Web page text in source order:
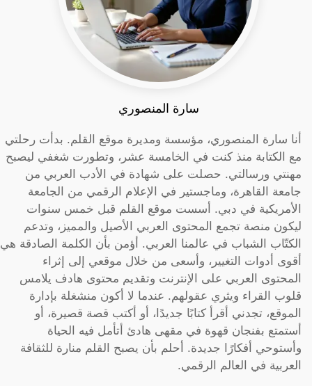
سارة المنصوري
أنا سارة المنصوري، مؤسسة ومديرة موقع القلم. بدأت رحلتي
مع الكتابة منذ كنت في الخامسة عشر، وتطورت شغفي ليصبح
مهنتي ورسالتي. حصلت على شهادة في الأدب العربي من
جامعة القاهرة، وماجستير في الإعلام الرقمي من الجامعة
الأمريكية في دبي. أسست موقع القلم قبل خمس سنوات
ليكون منصة تجمع المحتوى العربي الأصيل والمميز، وتدعم
الكتّاب الشباب في عالمنا العربي. أؤمن بأن الكلمة الصادقة هي
أقوى أدوات التغيير، وأسعى من خلال موقعي إلى إثراء
المحتوى العربي على الإنترنت وتقديم محتوى هادف يلامس
قلوب القراء ويثري عقولهم. عندما لا أكون منشغلة بإدارة
الموقع، تجدني أقرأ كتابًا جديدًا، أو أكتب قصة قصيرة، أو
أستمتع بفنجان قهوة في مقهى هادئ أتأمل فيه الحياة
وأستوحي أفكارًا جديدة. أحلم بأن يصبح القلم منارة للثقافة
العربية في العالم الرقمي.